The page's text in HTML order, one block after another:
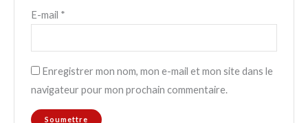
E-mail *
Enregistrer mon nom, mon e-mail et mon site dans le
navigateur pour mon prochain commentaire.